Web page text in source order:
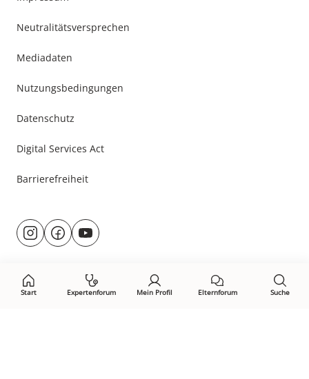
Start Expertenforum Mein Profil Elternforum Suche
Neutralitätsversprechen
Mediadaten
Nutzungsbedingungen
Datenschutz
Digital Services Act
Barrierefreiheit
Besuche
uns@rund.ums.baby
facebook.com/rundumsbaby.de
youtube.com/@rundumsbaby_